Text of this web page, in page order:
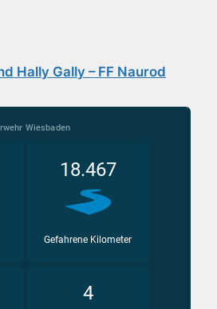
Hally Gally – FF Naurod